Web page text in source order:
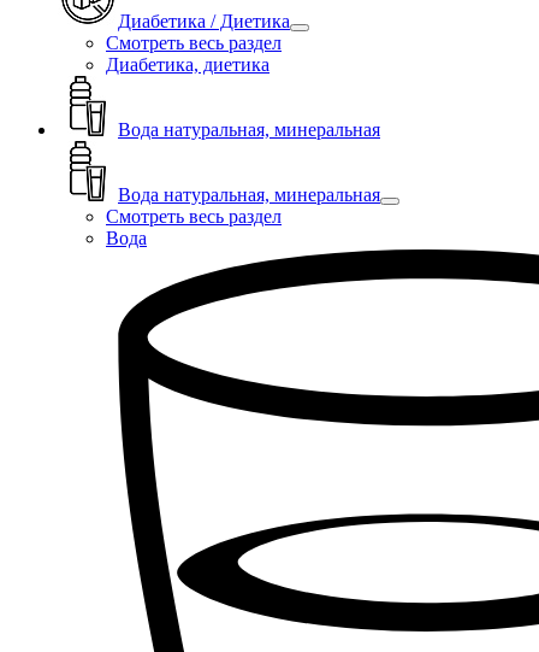
Диабетика / Диетика
Смотреть весь раздел
Диабетика, диетика
Вода натуральная, минеральная
Вода натуральная, минеральная
Смотреть весь раздел
Вода